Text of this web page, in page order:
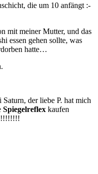
die um 10 anfängt :-
mit meiner Mutter, und das
essen gehen sollte, was
hatte…
der liebe P. hat mich
Spiegelreflex kaufen